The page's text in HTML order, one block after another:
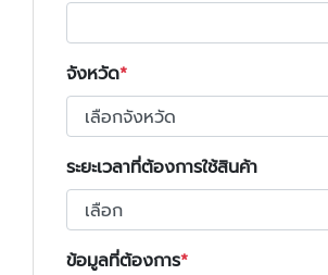
จังหวัด
ระยะเวลาที่ต้องการใช้สินค้า
ข้อมูลที่ต้องการ